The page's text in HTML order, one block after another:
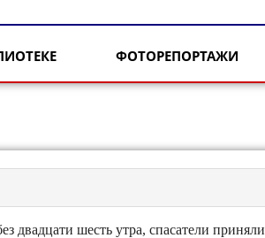
ФОТОРЕПОРТАЖИ
двадцати шесть утра, спасатели приняли